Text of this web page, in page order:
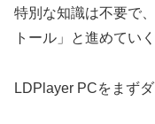
特別な知識は不要で
トール」と進めてい
LDPlayer PCをまず